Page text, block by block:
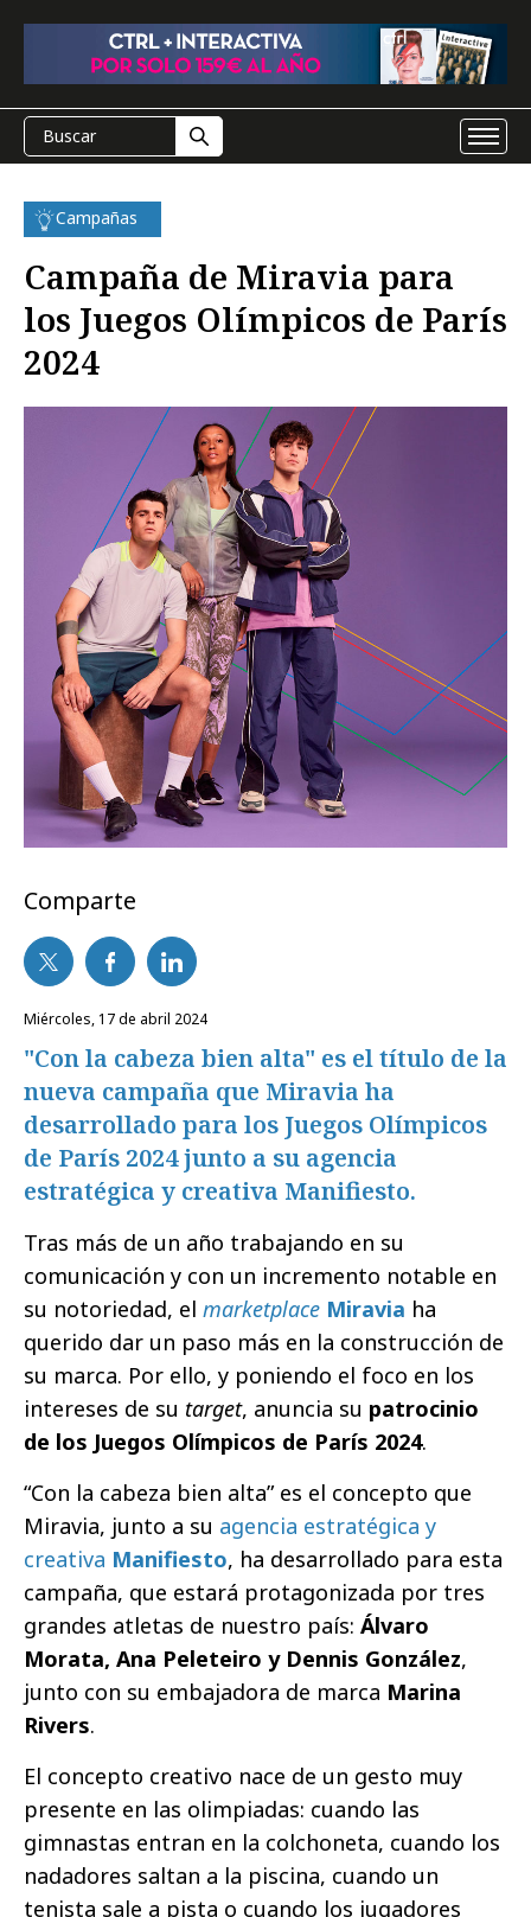
Campañas
Campaña de Miravia para
los Juegos Olímpicos de París
2024
Comparte
miércoles, 17 de abril 2024
"Con la cabeza bien alta" es el título de la
nueva campaña que Miravia ha
desarrollado para los Juegos Olímpicos
de París 2024 junto a su agencia
estratégica y creativa Manifiesto.
Tras más de un año trabajando en su
comunicación y con un incremento notable en
su notoriedad, el marketplace Miravia ha
querido dar un paso más en la construcción de
su marca. Por ello, y poniendo el foco en los
intereses de su target, anuncia su patrocinio
de los Juegos Olímpicos de París 2024.
“Con la cabeza bien alta” es el concepto que
Miravia, junto a su agencia estratégica y
creativa Manifiesto, ha desarrollado para esta
campaña, que estará protagonizada por tres
grandes atletas de nuestro país: Álvaro
Morata, Ana Peleteiro y Dennis González,
junto con su embajadora de marca Marina
Rivers.
El concepto creativo nace de un gesto muy
presente en las olimpiadas: cuando las
gimnastas entran en la colchoneta, cuando los
nadadores saltan a la piscina, cuando un
tenista sale a pista o cuando los jugadores